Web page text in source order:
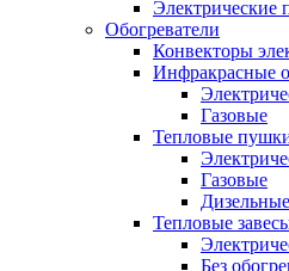
Электрические
Обогреватели
Конвекторы
Инфракрасные
Газовые
Тепловые
Газовые
Дизельные
Тепловые
Без